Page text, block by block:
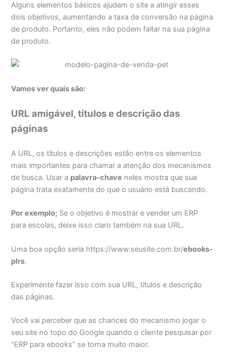
Alguns elementos básicos ajudam o site a atingir esses
dois objetivos, aumentando a taxa de conversão na página
de produto. Portanto, eles não podem faltar na sua página
de produto.
Vamos ver quais são:
URL amigável, títulos e descrição das
páginas
A URL, os títulos e descrições estão entre os elementos
mais importantes para chamar a atenção dos mecanismos
de busca. Usar a palavra-chave neles mostra que sua
página trata exatamente do que o usuário está buscando.
Por exemplo; Se o objetivo é mostrar e vender um ERP
para escolas, deixe isso claro também na sua URL.
Uma boa opção seria https://www.seusite.com.br/ebooks-
plrs.
Experimente fazer isso com sua URL, títulos e descrição
das páginas.
Você vai perceber que as chances do mecanismo jogar o
seu site no topo do Google quando o cliente pesquisar por
“ERP para ebooks” se torna muito maior.